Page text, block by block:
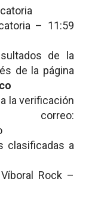
– 11:59
de la
de la página
la verificación
correo:
clasificadas a
Rock –